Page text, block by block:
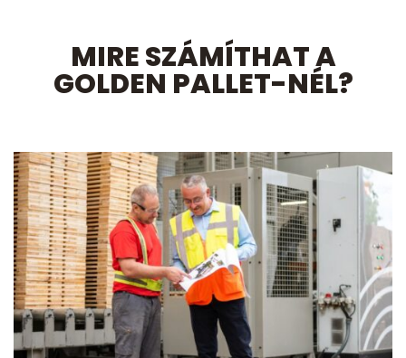
MIRE SZÁMÍTHAT A
GOLDEN PALLET-NÉL?